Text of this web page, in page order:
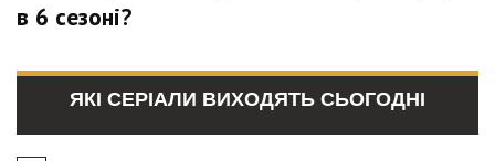
в 6 сезоні?
ЯКІ СЕРІАЛИ ВИХОДЯТЬ СЬОГОДНІ